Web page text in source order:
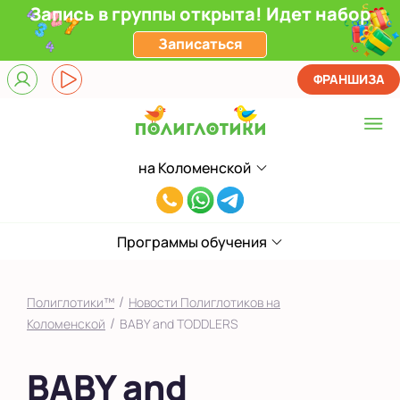
Запись в группы открыта! Идет набор
Записаться
на Коломенской
Выберите центр
Верхние Лихоборы
ЖК Прокшино
Филевский парк
в Южном Бутово
8(929)520-
80
ФРАНШИЗА
Программы обучения
Полиглотики™ / Новости Полиглотиков на
Коломенской / BABY and TODDLERS
BABY and